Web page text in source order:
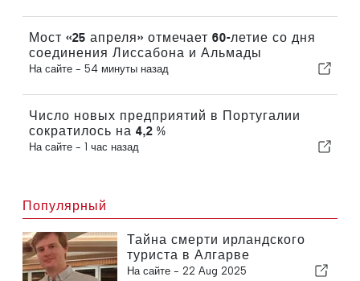
Мост «25 апреля» отмечает 60-летие со дня
соединения Лиссабона и Альмады
На сайте - 54 минуты назад
Число новых предприятий в Португалии
сократилось на 4,2 %
На сайте - 1 час назад
Популярный
Тайна смерти ирландского
туриста в Алгарве
На сайте - 22 Aug 2025